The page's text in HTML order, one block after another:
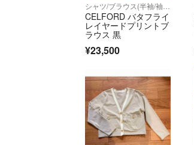
CELFORD バタフライ
レイヤードプリントブ
ラウス 黒
¥23,500